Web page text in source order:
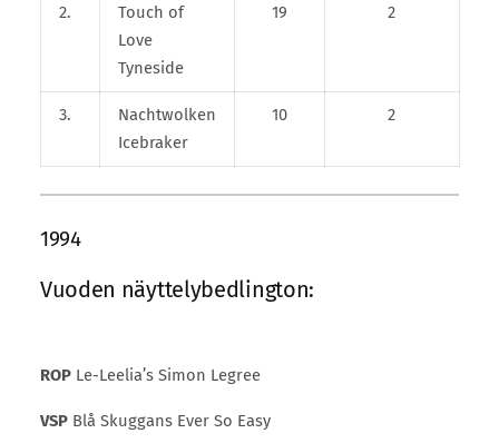
2.
Touch of
Love
Tyneside
19 2
3.
Nachtwolken
Icebraker
10 2
1994
Vuoden näyttelybedlington:
ROPLe-Leelia’s Simon Legree
VSPBlå Skuggans Ever So Easy